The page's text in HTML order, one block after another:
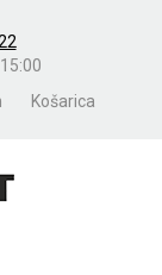
Košarica